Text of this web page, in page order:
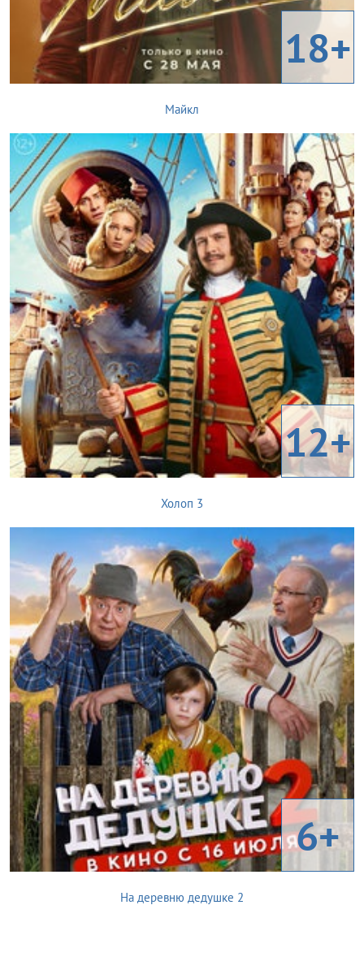
18+
Майкл
12+
Холоп 3
6+
На деревню дедушке 2